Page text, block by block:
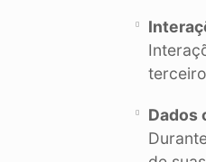
Dados